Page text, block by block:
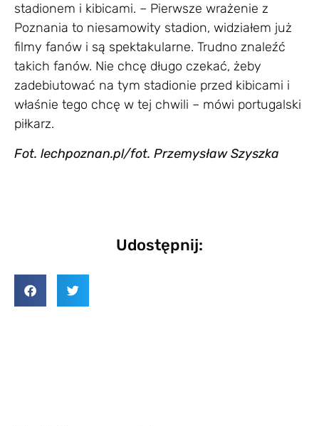
stadionem i kibicami. – Pierwsze wrażenie z
Poznania to niesamowity stadion, widziałem już
filmy fanów i są spektakularne. Trudno znaleźć
takich fanów. Nie chcę długo czekać, żeby
zadebiutować na tym stadionie przed kibicami i
właśnie tego chcę w tej chwili – mówi portugalski
piłkarz.
Fot. lechpoznan.pl/fot. Przemysław Szyszka
Udostępnij: